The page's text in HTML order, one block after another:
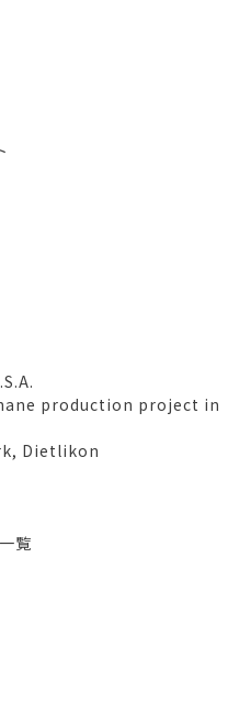
production project in
Dietlikon
覧